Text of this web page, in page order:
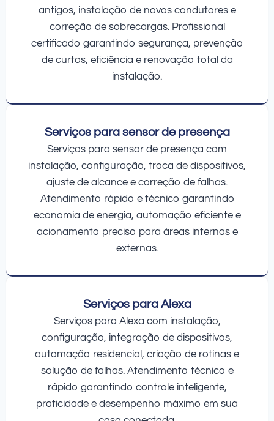
antigos, instalação de novos condutores e
correção de sobrecargas. Profissional
certificado garantindo segurança, prevenção
de curtos, eficiência e renovação total da
instalação.
Serviços para sensor de presença
Serviços para sensor de presença com
instalação, configuração, troca de dispositivos,
ajuste de alcance e correção de falhas.
Atendimento rápido e técnico garantindo
economia de energia, automação eficiente e
acionamento preciso para áreas internas e
externas.
Serviços para Alexa
Serviços para Alexa com instalação,
configuração, integração de dispositivos,
automação residencial, criação de rotinas e
solução de falhas. Atendimento técnico e
rápido garantindo controle inteligente,
praticidade e desempenho máximo em sua